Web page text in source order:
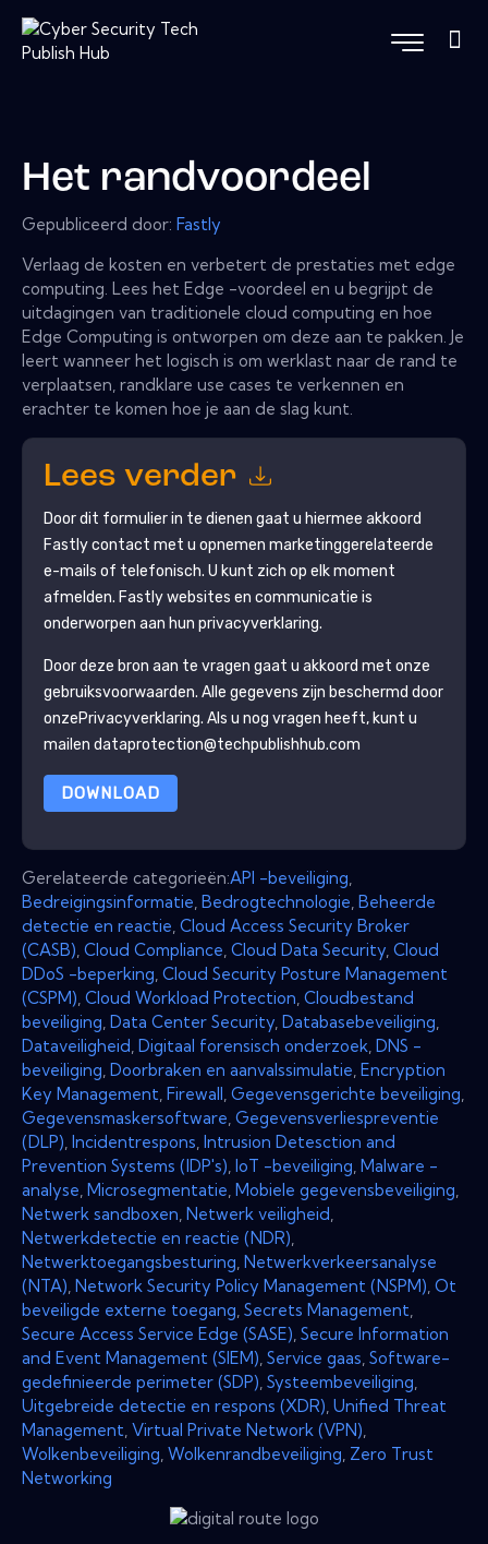
Het randvoordeel
Gepubliceerd door: Fastly
Verlaag de kosten en verbetert de prestaties met edge
computing. Lees het Edge -voordeel en u begrijpt de
uitdagingen van traditionele cloud computing en hoe
Edge Computing is ontworpen om deze aan te pakken. Je
leert wanneer het logisch is om werklast naar de rand te
verplaatsen, randklare use cases te verkennen en
erachter te komen hoe je aan de slag kunt.
Lees verder
Door dit formulier in te dienen gaat u hiermee akkoord
Fastlycontact met u opnemen marketinggerelateerde
e-mails of telefonisch. U kunt zich op elk moment
afmelden. Fastlywebsites en communicatie is
onderworpen aan hun privacyverklaring.
Door deze bron aan te vragen gaat u akkoord met onze
gebruiksvoorwaarden. Alle gegevens zijn beschermd door
onzePrivacyverklaring. Als u nog vragen heeft, kunt u
mailen dataprotection@techpublishhub.com
DOWNLOAD
Gerelateerde categorieën:API -beveiliging
Bedreigingsinformatie Bedrogtechnologie Beheerde
detectie en reactie Cloud Access Security Broker
(CASB) Cloud Compliance Cloud Data Security Cloud
DDoS -beperking Cloud Security Posture Management
(CSPM) Cloud Workload Protection Cloudbestand
beveiliging Data Center Security Databasebeveiliging
Dataveiligheid Digitaal forensisch onderzoek DNS -
beveiliging Doorbraken en aanvalssimulatie Encryption
Key Management Firewall Gegevensgerichte beveiliging
Gegevensmaskersoftware Gegevensverliespreventie
(DLP) Incidentrespons Intrusion Detesction and
Prevention Systems (IDP's) IoT -beveiliging Malware -
analyse Microsegmentatie Mobiele gegevensbeveiliging
Netwerk sandboxen Netwerk veiligheid
Netwerkdetectie en reactie (NDR)
Netwerktoegangsbesturing Netwerkverkeersanalyse
(NTA) Network Security Policy Management (NSPM) Ot
beveiligde externe toegang Secrets Management
Secure Access Service Edge (SASE) Secure Information
and Event Management (SIEM) Service gaas Software-
gedefinieerde perimeter (SDP) Systeembeveiliging
Uitgebreide detectie en respons (XDR) Unified Threat
Management Virtual Private Network (VPN)
Wolkenbeveiliging Wolkenrandbeveiliging Zero Trust
Networking